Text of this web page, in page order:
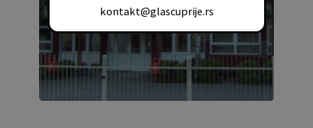
kontakt@glascuprije.rs